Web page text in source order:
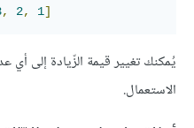
, 2, 1]
يُمكنك تغيير قيمة الزّيادة إلى
الاستعمال.